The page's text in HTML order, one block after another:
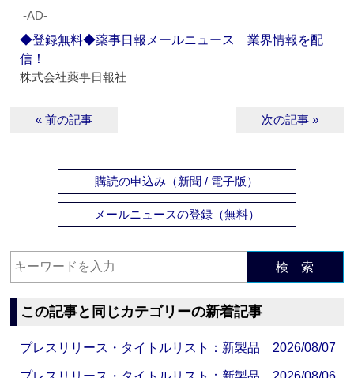
‐AD‐
◆登録無料◆薬事日報メールニュース 業界情報を配
信！
株式会社薬事日報社
« 前の記事 次の記事 »
購読の申込み（新聞 / 電子版）
メールニュースの登録（無料）
検 索
この記事と同じカテゴリーの新着記事
プレスリリース・タイトルリスト：新製品 2026/08/07